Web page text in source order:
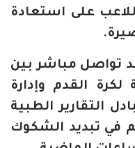
على استعادة
تواصل مباشر بين
لكرة القدم وإدارة
التقارير الطبية
في تبديد الشكوك